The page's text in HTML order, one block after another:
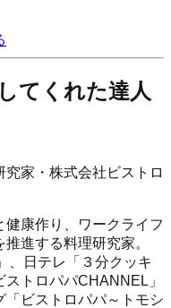
てくれた達人
家・株式会社ビストロ
康作り、ワークライフ
進する料理研究家。
、日テレ「３分クッキ
トロパパCHANNEL」
「ビストロパパ～トモシ